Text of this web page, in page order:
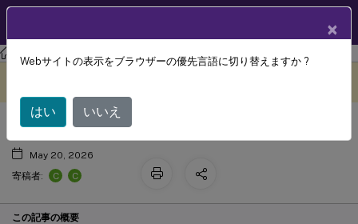
XenAppおよびXenDesktop XenAppおよびXenDesktop 7.15 LTSR
ツール
May 20, 2026
寄稿者:
C C
この記事の概要
×
Webサイトの表示をブラウザーの優先言語に切り替えますか ?
はい いいえ